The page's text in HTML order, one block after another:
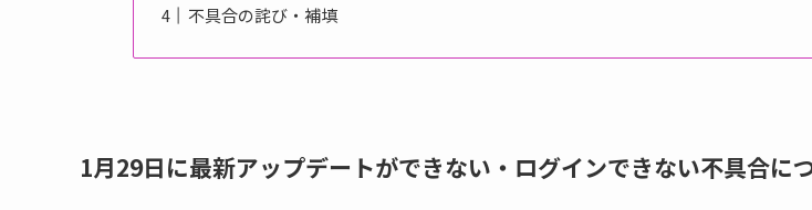
不具合の詫び・補填
1月29日に最新アップデートができない・ログインできない不具合に